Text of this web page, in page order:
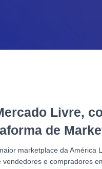
Livre,
de
marketplace da América
vendedores e compradores